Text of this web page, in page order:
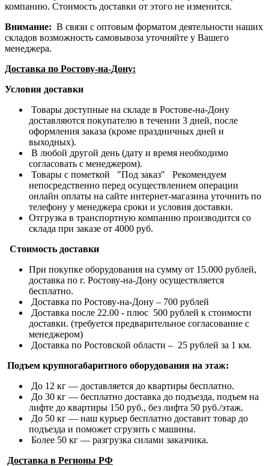
компанию. Стоимость доставки от этого не изменится.
Внимание: В связи с оптовым форматом деятельности наших
складов возможность самовывоза уточняйте у Вашего
менеджера.
Доставка по Ростову-на-Дону:
Условия доставки
Товары доступные на складе в Ростове-на-Дону
доставляются покупателю в течении 3 дней, после
оформления заказа (кроме праздничных дней и
выходных).
В любой другой день (дату и время необходимо
согласовать с менеджером).
Товары с пометкой "Под заказ" Рекомендуем
непосредственно перед осуществлением операции
онлайн оплаты на сайте интернет-магазина уточнить по
телефону у менеджера сроки и условия доставки.
Отгрузка в транспортную компанию производится со
склада при заказе от 4000 руб.
Стоимость доставки
При покупке оборудования на сумму от 15.000 рублей,
доставка по г. Ростову-на-Дону осуществляется
бесплатно.
Доставка по Ростову-на-Дону – 700 рублей
Доставка после 22.00 - плюс 500 рублей к стоимости
доставки. (требуется предварительное согласование с
менеджером)
Доставка по Ростовской области – 25 рублей за 1 км.
Подъем крупногабаритного оборудования на этаж:
До 12 кг — доставляется до квартиры бесплатно.
До 30 кг — бесплатно доставка до подъезда, подъем на
лифте до квартиры 150 руб., без лифта 50 руб./этаж.
До 50 кг — наш курьер бесплатно доставит товар до
подъезда и поможет сгрузить с машины.
Более 50 кг — разгрузка силами заказчика.
Доставка в Регионы РФ